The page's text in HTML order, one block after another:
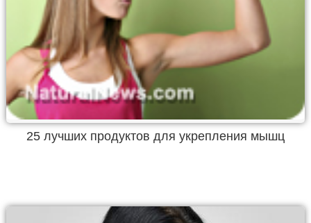
25 лучших продуктов для укрепления мышц